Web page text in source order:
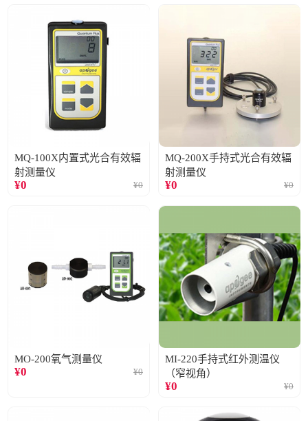
MQ-100X内置式光合有效辐
射测量仪
¥0 ¥0
MQ-200X手持式光合有效辐
射测量仪
¥0 ¥0
MO-200氧气测量仪
¥0 ¥0
MI-220手持式红外测温仪
（窄视角）
¥0 ¥0